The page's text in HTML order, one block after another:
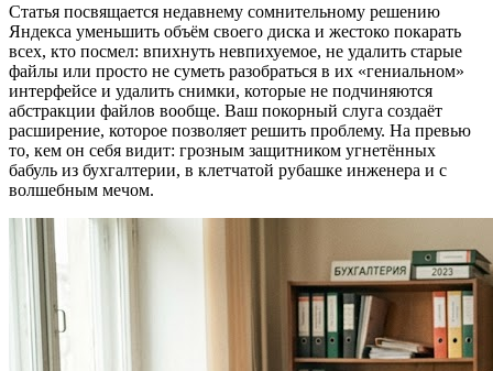
Статья посвящается недавнему сомнительному решению
Яндекса уменьшить объём своего диска и жестоко покарать
всех, кто посмел: впихнуть невпихуемое, не удалить старые
файлы или просто не суметь разобраться в их «гениальном»
интерфейсе и удалить снимки, которые не подчиняются
абстракции файлов вообще. Ваш покорный слуга создаёт
расширение, которое позволяет решить проблему. На превью
то, кем он себя видит: грозным защитником угнетённых
бабуль из бухгалтерии, в клетчатой рубашке инженера и с
волшебным мечом.